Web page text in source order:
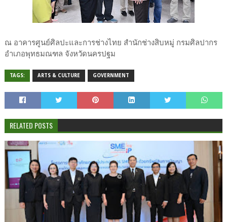
ณ อาคารศูนย์ศิลปะและการช่างไทย สำนักช่างสิบหมู่ กรมศิลปากร
อำเภอพุทธมณฑล จังหวัดนครปฐม
TAGS: ARTS & CULTURE GOVERNMENT
RELATED POSTS